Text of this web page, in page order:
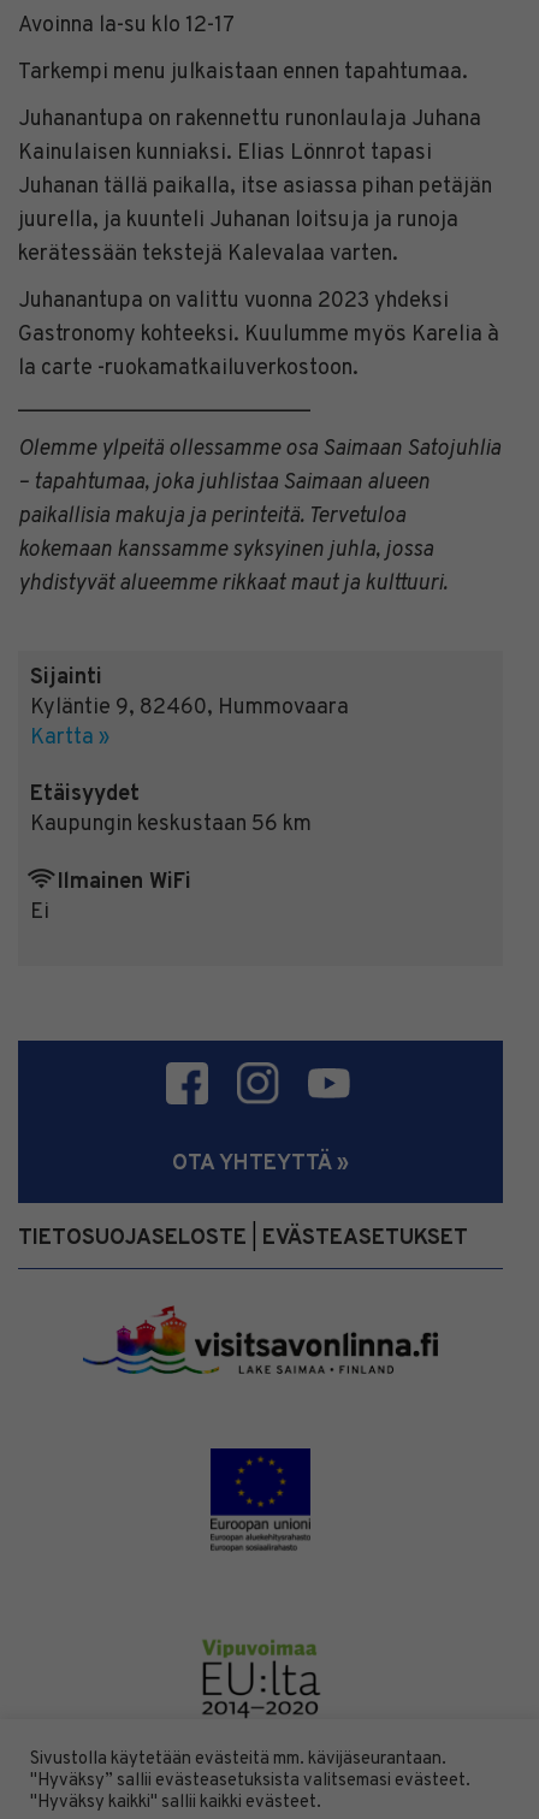
Avoinna la-su klo 12-17
Tarkempi menu julkaistaan ennen tapahtumaa.
Juhanantupa on rakennettu runonlaulaja Juhana
Kainulaisen kunniaksi. Elias Lönnrot tapasi
Juhanan tällä paikalla, itse asiassa pihan petäjän
juurella, ja kuunteli Juhanan loitsuja ja runoja
kerätessään tekstejä Kalevalaa varten.
Juhanantupa on valittu vuonna 2023 yhdeksi
Gastronomy kohteeksi. Kuulumme myös Karelia à
la carte -ruokamatkailuverkostoon.
___________________________
Olemme ylpeitä ollessamme osa Saimaan Satojuhlia
– tapahtumaa, joka juhlistaa Saimaan alueen
paikallisia makuja ja perinteitä. Tervetuloa
kokemaan kanssamme syksyinen juhla, jossa
yhdistyvät alueemme rikkaat maut ja kulttuuri.
Sijainti
Kyläntie 9, 82460, Hummovaara
Kartta »
Etäisyydet
Kaupungin keskustaan 56 km
Ilmainen WiFi
Ei
OTA YHTEYTTÄ »
TIETOSUOJASELOSTE EVÄSTEASETUKSET
Sivustolla käytetään evästeitä mm. kävijäseurantaan.
"Hyväksy” sallii evästeasetuksista valitsemasi evästeet.
"Hyväksy kaikki" sallii kaikki evästeet.